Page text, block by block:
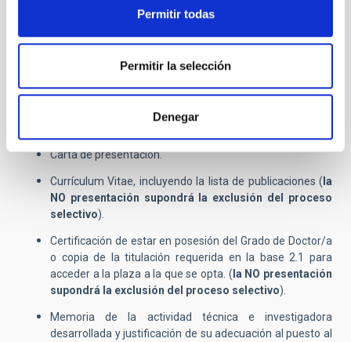
Permitir todas
Permitir la selección
Denegar
Se enviará la siguiente documentación:
Formulario online indicando el nombre y código de la
convocatoria (PS-2026-020)
Copia del Documento Nacional de Identidad / NIE /
Carta de presentación.
Currículum Vitae, incluyendo la lista de publicaciones (la
NO presentación supondrá la exclusión del proceso
selectivo).
Certificación de estar en posesión del Grado de Doctor/a
o copia de la titulación requerida en la base 2.1 para
acceder a la plaza a la que se opta. (la NO presentación
supondrá la exclusión del proceso selectivo).
Memoria de la actividad técnica e investigadora
desarrollada y justificación de su adecuación al puesto al